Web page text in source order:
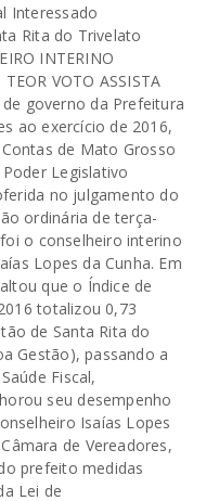
Interessado
Rita do Trivelato
INTERINO
VOTO ASSISTA
de governo da Prefeitura
ao exercício de 2016,
de Mato Grosso
Legislativo
no julgamento do
ordinária de terça-
o conselheiro interino
Lopes da Cunha. Em
que o Índice de
totalizou 0,73
de Santa Rita do
Gestão), passando a
Fiscal,
seu desempenho
Isaías Lopes
de Vereadores,
prefeito medidas
Lei de